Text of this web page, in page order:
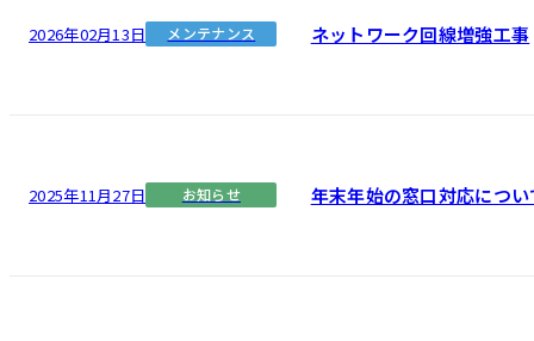
2026年02月13日 メンテナンス ネットワーク回線増強工事
2025年11月27日 お知らせ 年末年始の窓口対応につい